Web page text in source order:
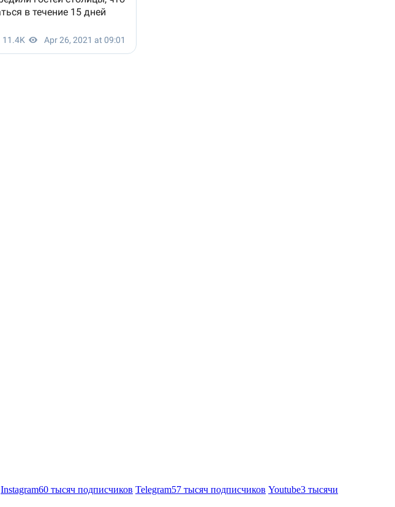
Instagram60 тысяч подписчиков Telegram57 тысяч подписчиков Youtube3 тысячи